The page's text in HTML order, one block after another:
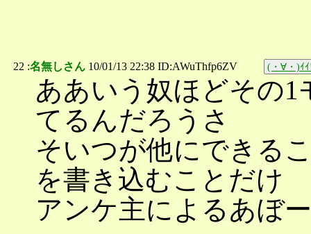
22 :名無しさん 10/01/13 22:38 ID:AWuThfp6ZV (・∀・)ｲ
ああいう奴ほどその
てるんだろうさ
そいつが他にできる
を書き込むことだけ
アンケ主によるあぼ